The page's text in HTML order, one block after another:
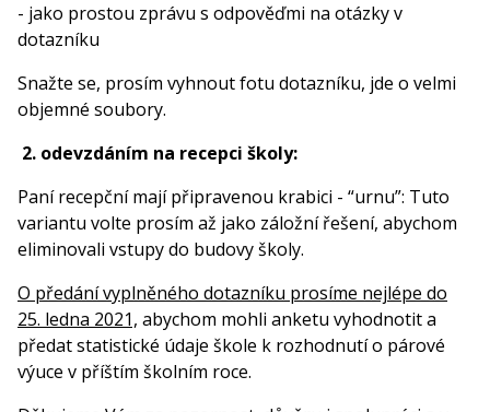
- jako prostou zprávu s odpověďmi na otázky v
dotazníku
Snažte se, prosím vyhnout fotu dotazníku, jde o velmi
objemné soubory.
2. odevzdáním na recepci školy:
Paní recepční mají připravenou krabici - “urnu”: Tuto
variantu volte prosím až jako záložní řešení, abychom
eliminovali vstupy do budovy školy.
O předání vyplněného dotazníku prosíme nejlépe do
25. ledna 2021, abychom mohli anketu vyhodnotit a
předat statistické údaje škole k rozhodnutí o párové
výuce v příštím školním roce.